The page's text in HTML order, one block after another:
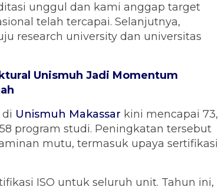
unggul dan kami anggap target
telah tercapai. Selanjutnya,
research university dan universitas
Unismuh Jadi Momentum
Unismuh Makassar kini mencapai 73,
program studi. Peningkatan tersebut
mutu, termasuk upaya sertifikasi
ISO untuk seluruh unit. Tahun ini,